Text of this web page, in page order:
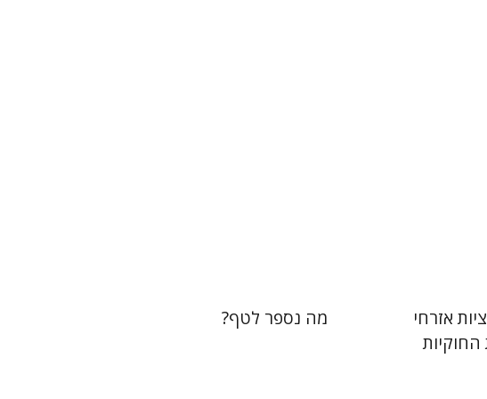
אזרחי
החוקיות
מה נספר לטף?